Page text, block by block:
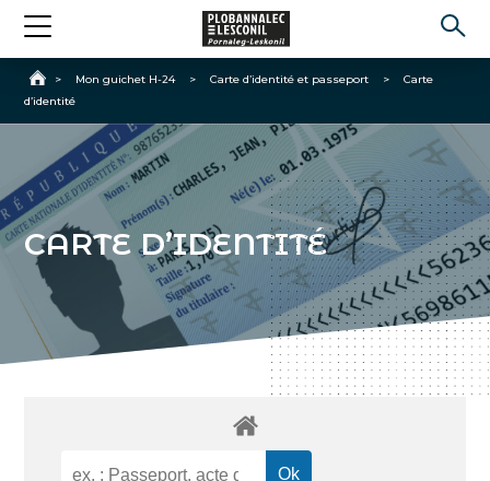
Accueil
> Mon guichet H-24 > Carte d’identité et passeport >
Carte
d’identité
CARTE D’IDENTITÉ